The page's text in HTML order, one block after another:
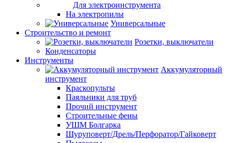
Для электроинструмента
На электропилы
Универсальные
Строительство и ремонт
Розетки, выключатели
Конденсаторы
Инструменты
Аккумуляторный
инструмент
Краскопульты
Паяльники для труб
Прочий инструмент
Строительные фены
УШМ Болгарка
Шуруповерт/Дрель/Перфоратор/Гайковерт